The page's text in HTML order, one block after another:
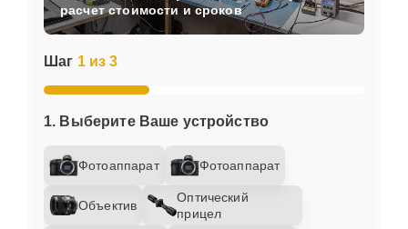
Шаг 1 из 3
1. Выберите Ваше устройство
Фотоаппарат Фотоаппарат
Объектив
Оптический
прицел
расчет стоимости и сроков